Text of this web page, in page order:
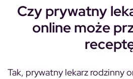
Czy prywatny
online może
Tak, prywatny lekarz rodzinny